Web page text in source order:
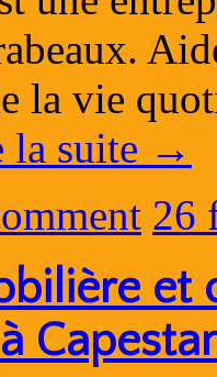
la vie
la suite →
26
et